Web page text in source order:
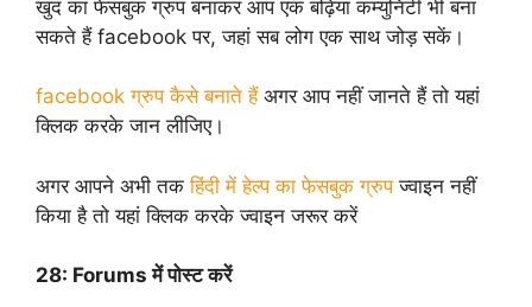
खुद का फेसबुक ग्रुप बनाकर आप एक बढ़िया कम्युनिटी भी बना
सकते हैं facebook पर, जहां सब लोग एक साथ जोड़ सकें।
facebook ग्रुप कैसे बनाते हैंअगर आप नहीं जानते हैं तो यहां
क्लिक करके जान लीजिए।
अगर आपने अभी तकहिंदी में हेल्प का फेसबुक ग्रुपज्वाइन नहीं
किया है तो यहां क्लिक करके ज्वाइन जरूर करें
28: Forums में पोस्ट करें